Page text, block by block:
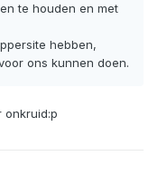
te houden en met
hebben,
ons kunnen doen.
onkruid:p